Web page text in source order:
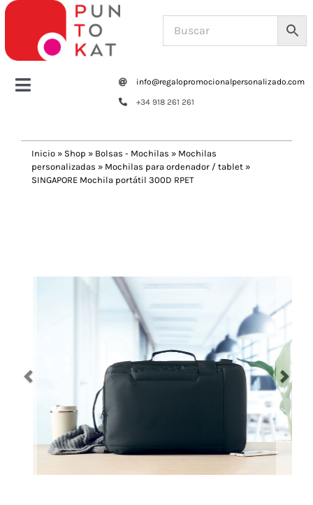
Saltar
contenido
Toggle
Tazas y botellas
Más Regalos
info@regalopromocionalpersonalizado.com
+34 918 261 261
Inicio » Shop » Bolsas - Mochilas » Mochilas
personalizadas » Mochilas para ordenador / tablet »
SINGAPORE Mochila portátil 300D RPET